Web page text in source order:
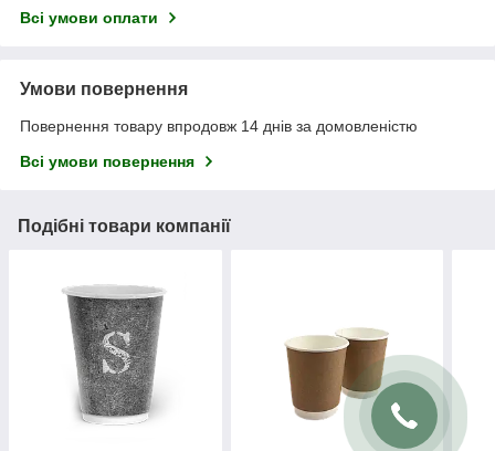
Всі умови оплати
Умови повернення
Повернення товару впродовж 14 днів за домовленістю
Всі умови повернення
Подібні товари компанії